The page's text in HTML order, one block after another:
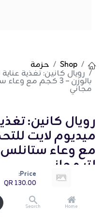
Price:
130.00
Home
Search
Shop حزمة
رويال كانين: تغذية
مجاني
رويال كانين:
لتر مجاني
(تقييم 0)
130.00